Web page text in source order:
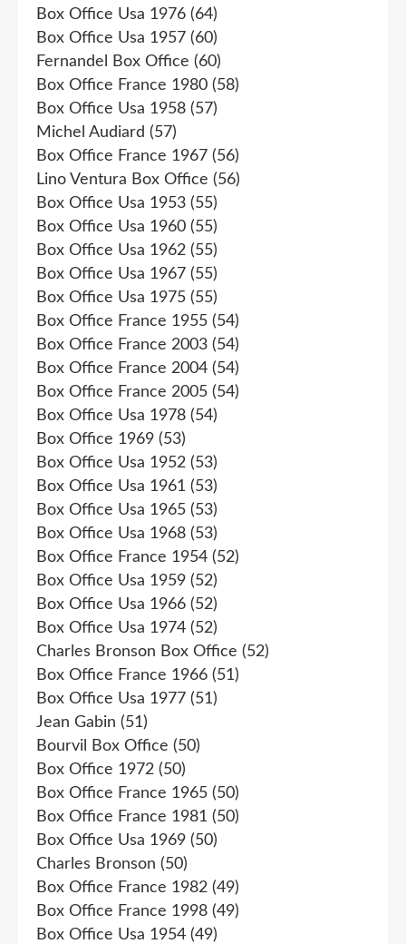
Box Office Usa 1976 (64)
Box Office Usa 1957 (60)
Fernandel Box Office (60)
Box Office France 1980 (58)
Box Office Usa 1958 (57)
Michel Audiard (57)
Box Office France 1967 (56)
Lino Ventura Box Office (56)
Box Office Usa 1953 (55)
Box Office Usa 1960 (55)
Box Office Usa 1962 (55)
Box Office Usa 1967 (55)
Box Office Usa 1975 (55)
Box Office France 1955 (54)
Box Office France 2003 (54)
Box Office France 2004 (54)
Box Office France 2005 (54)
Box Office Usa 1978 (54)
Box Office 1969 (53)
Box Office Usa 1952 (53)
Box Office Usa 1961 (53)
Box Office Usa 1965 (53)
Box Office Usa 1968 (53)
Box Office France 1954 (52)
Box Office Usa 1959 (52)
Box Office Usa 1966 (52)
Box Office Usa 1974 (52)
Charles Bronson Box Office (52)
Box Office France 1966 (51)
Box Office Usa 1977 (51)
Jean Gabin (51)
Bourvil Box Office (50)
Box Office 1972 (50)
Box Office France 1965 (50)
Box Office France 1981 (50)
Box Office Usa 1969 (50)
Charles Bronson (50)
Box Office France 1982 (49)
Box Office France 1998 (49)
Box Office Usa 1954 (49)